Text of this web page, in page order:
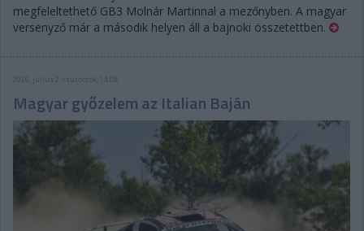
megfeleltethető GB3 Molnár Martinnal a mezőnyben. A magyar
versenyző már a második helyen áll a bajnoki összetettben.
2026. július 2. csütörtök, 14:08
Magyar győzelem az Italian Baján